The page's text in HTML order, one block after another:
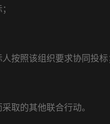
按照该组织要求协同投标
取的其他联合行动。